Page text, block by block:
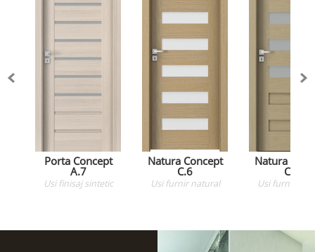
Porta Concept
A.7
Usifinisaj sintetic
Natura Concept
C.6
Usifurnir natural
Natura
C.4
Usifurnir